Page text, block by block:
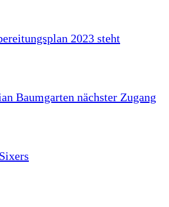
2023 steht
Baumgarten nächster Zugang